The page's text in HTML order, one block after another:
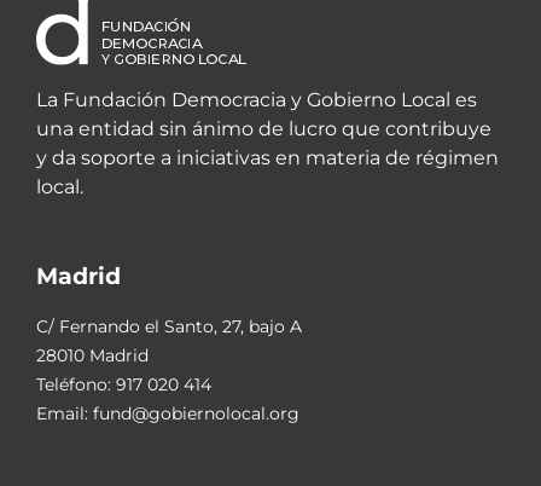
La Fundación Democracia y Gobierno Local es
una entidad sin ánimo de lucro que contribuye
y da soporte a iniciativas en materia de régimen
local.
Madrid
C/ Fernando el Santo, 27, bajo A
28010 Madrid
Teléfono: 917 020 414
Email: fund@gobiernolocal.org